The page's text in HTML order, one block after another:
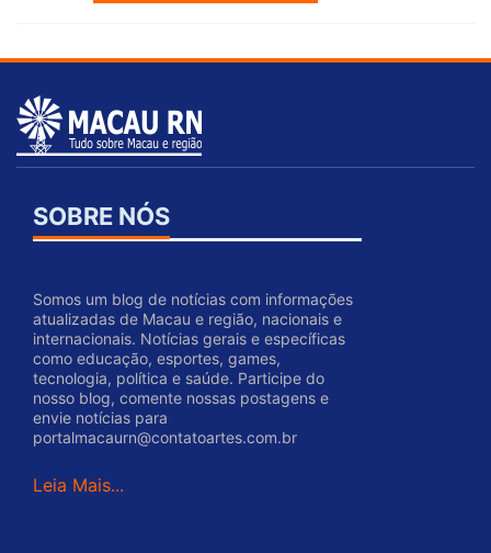
SOBRE NÓS
Somos um blog de notícias com informações
atualizadas de Macau e região, nacionais e
internacionais. Notícias gerais e específicas
como educação, esportes, games,
tecnologia, política e saúde. Participe do
nosso blog, comente nossas postagens e
envie notícias para
portalmacaurn@contatoartes.com.br
Leia Mais...